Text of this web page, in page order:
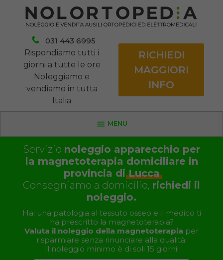
031 443 6995
Rispondiamo tutti i
giorni a tutte le ore
Noleggiamo e
vendiamo in tutta
Italia
RICHIEDI
MAGGIORI
INFO
MENU
Servizio noleggio apparecchio per
la magnetoterapia domiciliare in
provincia diLucca
Consegniamo a domicilio, richiedi il
noleggio.
Hai una patologia al tessuto osseo e il medico ti
ha prescritto la magnetoterapia?
Valuta il noleggio della magnetoterapia per
risparmiare senza rinunciare alla qualità.
Il noleggio minimo è di soli 15 giorni!